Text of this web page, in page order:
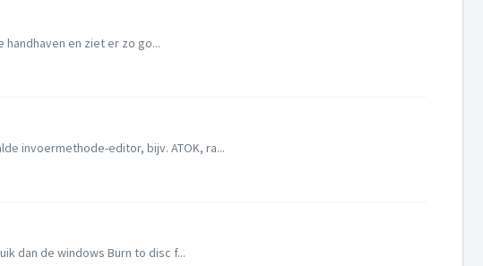
handhaven en ziet er zo go...
invoermethode-editor, bijv. ATOK, ra...
dan de windows Burn to disc f...